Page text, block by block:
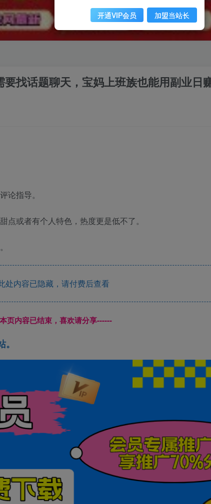
要找话题聊天，宝妈上班族也能用副业日
论指导。
或者有个人特色，热度更是低不了。
处内容已隐藏，请付费后查看
页内容已结束，喜欢请分享------
开通VIP会员 加盟当站长